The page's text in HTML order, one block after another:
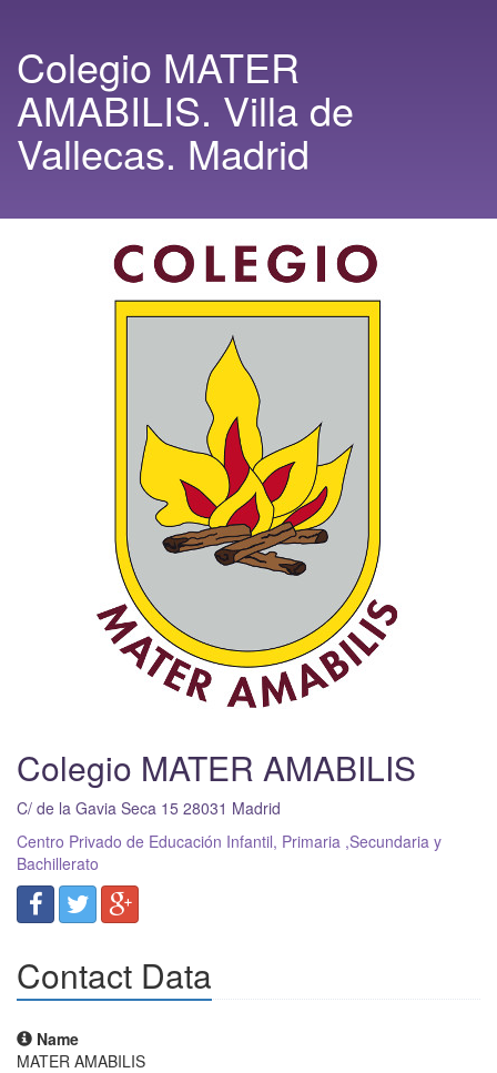
Colegio MATER
AMABILIS. Villa de
Vallecas. Madrid
Colegio MATER AMABILIS
C/ de la Gavia Seca 15 28031 Madrid
Centro Privado de Educación Infantil, Primaria ,Secundaria y
Bachillerato
Contact Data
Name
MATER AMABILIS